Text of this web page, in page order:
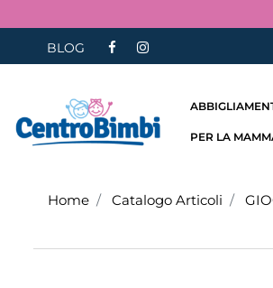
BLOG
PER LA
Home Catalogo Articoli